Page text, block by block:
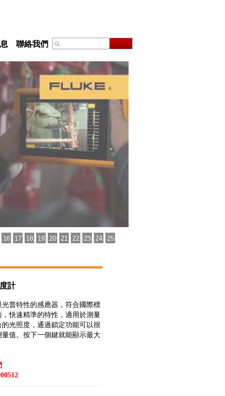
聯絡我們
16 17 18 19 20 21 22 23 24 25
計
普特性的感應器，符合國際標
快速精準的特性，適用於測量
光照度，通過鎖定功能可以很
值。按下一個鍵就能顯示最大